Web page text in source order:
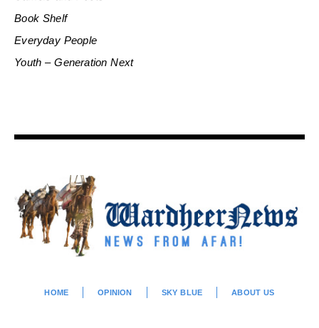
Book Shelf
Everyday People
Youth – Generation Next
HOME OPINION SKY BLUE ABOUT US